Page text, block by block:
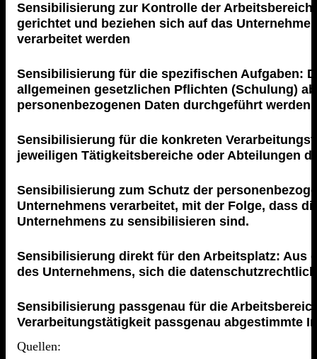
Sensibilisierung zur Kontrolle der
gerichtet und beziehen sich auf das
verarbeitet werden
Sensibilisierung für die spezifischen Aufgaben:
allgemeinen gesetzlichen Pflichten (Schulung)
personenbezogenen Daten durchgeführt werden.
Sensibilisierung für die konkreten
jeweiligen Tätigkeitsbereiche oder Abteilungen
Sensibilisierung zum Schutz der
Unternehmens verarbeitet, mit der Folge, dass
Unternehmens zu sensibilisieren sind.
Sensibilisierung direkt für den Arbeitsplatz: Aus
des Unternehmens, sich die
Sensibilisierung passgenau für die
Verarbeitungstätigkeit passgenau abgestimmte
Quellen: